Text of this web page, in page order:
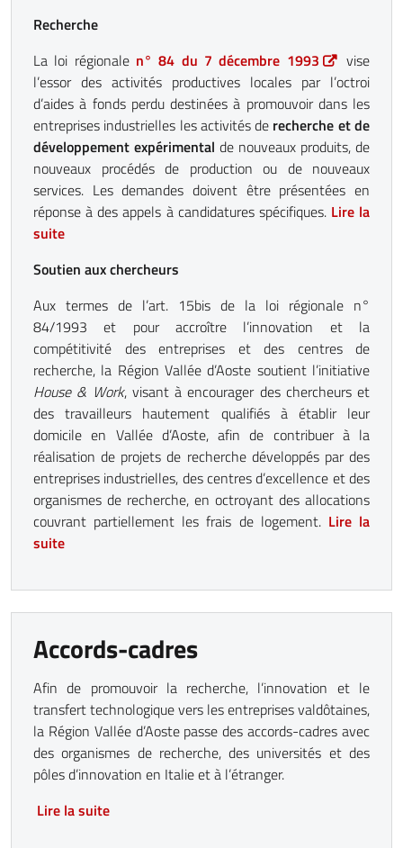
Recherche
La loi régionale n° 84 du 7 décembre 1993
vise
l’essor des activités productives locales par l’octroi
d’aides à fonds perdu destinées à promouvoir dans les
entreprises industrielles les activités de recherche et de
développement expérimental de nouveaux produits, de
nouveaux procédés de production ou de nouveaux
services. Les demandes doivent être présentées en
réponse à des appels à candidatures spécifiques. Lire la
suite
Soutien aux chercheurs
Aux termes de l’art. 15bis de la loi régionale n°
84/1993 et pour accroître l’innovation et la
compétitivité des entreprises et des centres de
recherche, la Région Vallée d’Aoste soutient l’initiative
House & Work, visant à encourager des chercheurs et
des travailleurs hautement qualifiés à établir leur
domicile en Vallée d’Aoste, afin de contribuer à la
réalisation de projets de recherche développés par des
entreprises industrielles, des centres d’excellence et des
organismes de recherche, en octroyant des allocations
couvrant partiellement les frais de logement. Lire la
suite
Accords-cadres
Afin de promouvoir la recherche, l’innovation et le
transfert technologique vers les entreprises valdôtaines,
la Région Vallée d’Aoste passe des accords-cadres avec
des organismes de recherche, des universités et des
pôles d’innovation en Italie et à l’étranger.
Lire la suite